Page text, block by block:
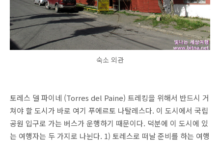
숙소 외관
토레스 델 파이네 (Torres del Paine) 트레킹을 위해서 반드시 거
쳐야 할 도시가 바로 여기 푸에르토 나탈레스다. 이 도시에서 국립
공원 입구로 가는 버스가 운행하기 때문이다. 덕분에 이 도시에 있
는 여행자는 두 가지로 나뉜다. 1) 토레스로 떠날 준비를 하는 여행